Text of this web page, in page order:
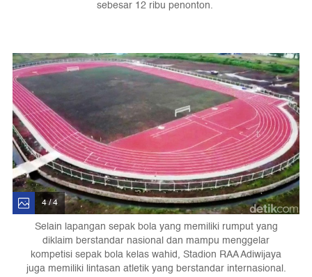
sebesar 12 ribu penonton.
4 / 4
Selain lapangan sepak bola yang memiliki rumput yang
diklaim berstandar nasional dan mampu menggelar
kompetisi sepak bola kelas wahid, Stadion RAA Adiwijaya
juga memiliki lintasan atletik yang berstandar internasional.